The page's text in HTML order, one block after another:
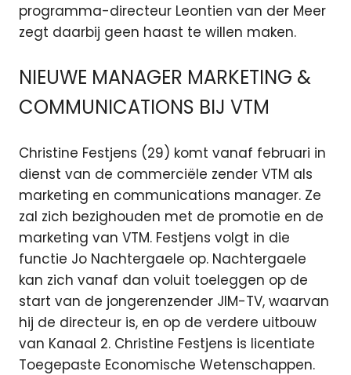
programma-directeur Leontien van der Meer
zegt daarbij geen haast te willen maken.
NIEUWE MANAGER MARKETING &
COMMUNICATIONS BIJ VTM
Christine Festjens (29) komt vanaf februari in
dienst van de commerciële zender VTM als
marketing en communications manager. Ze
zal zich bezighouden met de promotie en de
marketing van VTM. Festjens volgt in die
functie Jo Nachtergaele op. Nachtergaele
kan zich vanaf dan voluit toeleggen op de
start van de jongerenzender JIM-TV, waarvan
hij de directeur is, en op de verdere uitbouw
van Kanaal 2. Christine Festjens is licentiate
Toegepaste Economische Wetenschappen.